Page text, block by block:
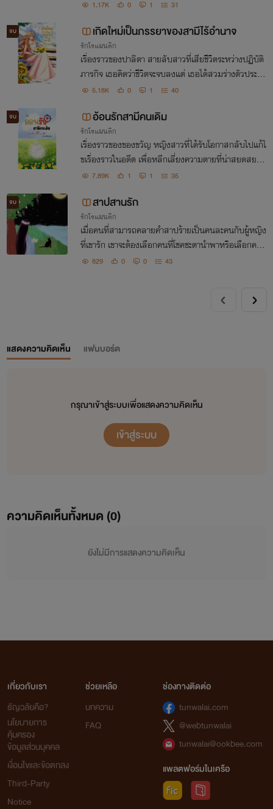
นึ่งเธอลงโทษโดยทำให้เขากลายเป็นทาสแต่เหตุใด เขาถึง
1.17K 0 1 31
จบ เกิดใหม่เป็นภรรยาของสามีไร้อำนาจ
รักโรแมนติก
เรื่องราวของปาลิตา สายลับสาวที่เสียชีวิตระหว่างปฏิบัติ
ภารกิจ เธอคิดว่าชีวิตจะจบลงแต่ เธอได้สวมร่างตัวประกอ
บในนิยายของน้องสาวเป็นแคทเทอรีน ซัลลิแวน หญิงส
5.18K 0 1 40
จบ อ้อนรักสามีคนเดิม
รักโรแมนติก
เรื่องราวของของขวัญ หญิงสาวที่ได้รับโอกาสกลับไปแก้ไ
ขเรื่องราวในอดีต เพื่อหลีกเลี่ยงความตายที่น่าสยดสยอง
แต่ทำไมท่านนางฟ้าถึงพาเธอย้อนมาโดยปราศจากความ
7.89K 1 1 35
จบ สาปสานรัก
รักโรแมนติก
เมื่อคนที่สามารถคลายคำสาปร้ายเป็นคนละคนกับผู้หญิง
ที่เขารัก เขาจะต้องเลือกคนที่โชคชะตานำพาหรือเลือกคน
ที่เป็นเจ้าของดวงใจ
829 0 0 43
แสดงความคิดเห็น แฟนบอร์ด
กรุณาเข้าสู่ระบบเพื่อแสดงความคิดเห็น
เข้าสู่ระบบ
ความคิดเห็นทั้งหมด (0)
ยังไม่มีการแสดงความคิดเห็น
เกี่ยวกับเรา
ธัญวลัยคือ?
นโยบายการ
คุ้มครอง
ข้อมูลส่วนบุคคล
เงื่อนไขและข้อตกลง
Third-Party
Notice
ช่วยเหลือ
บทความ
FAQ
ช่องทางติดต่อ
tunwalai.com
@webtunwalai
tunwalai@ookbee.com
แพลตฟอร์มในเครือ